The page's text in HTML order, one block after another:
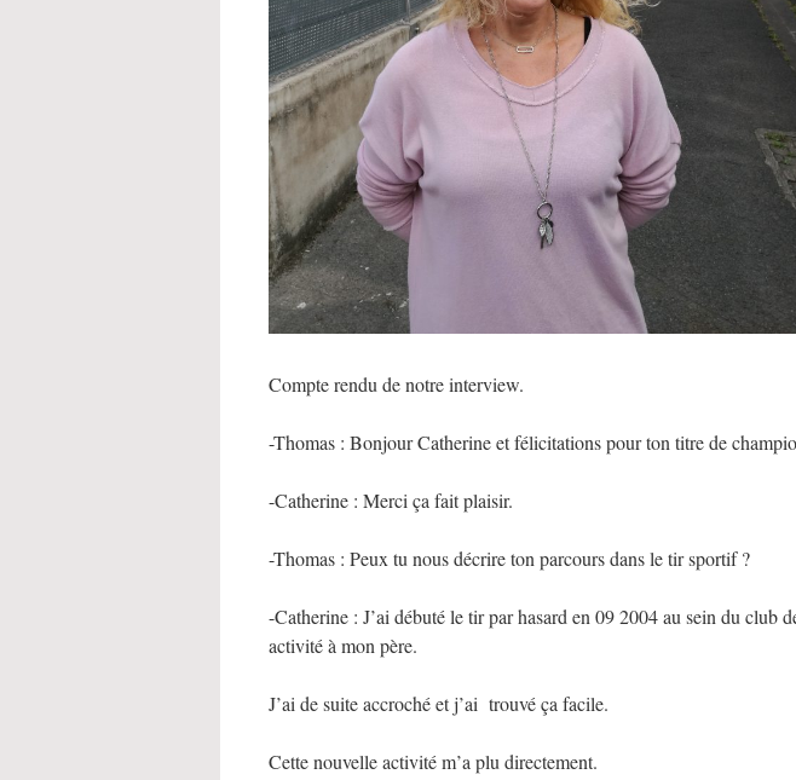
Compte rendu de notre interview.
-Thomas : Bonjour Catherine et félicitations pour ton titre de
-Catherine : Merci ça fait plaisir.
-Thomas : Peux tu nous décrire ton parcours dans le tir sportif ?
-Catherine : J’ai débuté le tir par hasard en 09 2004 au sein du club
activité à mon père.
J’ai de suite accroché et j’ai trouvé ça facile.
Cette nouvelle activité m’a plu directement.